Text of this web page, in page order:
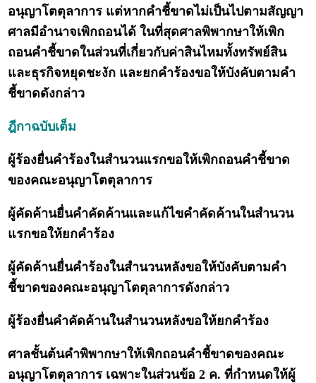
อนุญาโตตุลาการ แต่หากคำชี้ขาดไม่เป็นไปตามสัญญา
ศาลมีอำนาจเพิกถอนได้ ในที่สุดศาลพิพากษาให้เพิก
ถอนคำชี้ขาดในส่วนที่เกี่ยวกับค่าสินไหมทั้งทรัพย์สิน
และธุรกิจหยุดชะงัก และยกคำร้องขอให้บังคับตามคำ
ชี้ขาดดังกล่าว
ฎีกาฉบับเต็ม
ผู้ร้องยื่นคำร้องในสำนวนแรกขอให้เพิกถอนคำชี้ขาด
ของคณะอนุญาโตตุลาการ
ผู้คัดค้านยื่นคำคัดค้านและแก้ไขคำคัดค้านในสำนวน
แรกขอให้ยกคำร้อง
ผู้คัดค้านยื่นคำร้องในสำนวนหลังขอให้บังคับตามคำ
ชี้ขาดของคณะอนุญาโตตุลาการดังกล่าว
ผู้ร้องยื่นคำคัดค้านในสำนวนหลังขอให้ยกคำร้อง
ศาลชั้นต้นคำพิพากษาให้เพิกถอนคำชี้ขาดของคณะ
อนุญาโตตุลาการ เฉพาะในส่วนข้อ 2 ค. ที่กำหนดให้ผู้